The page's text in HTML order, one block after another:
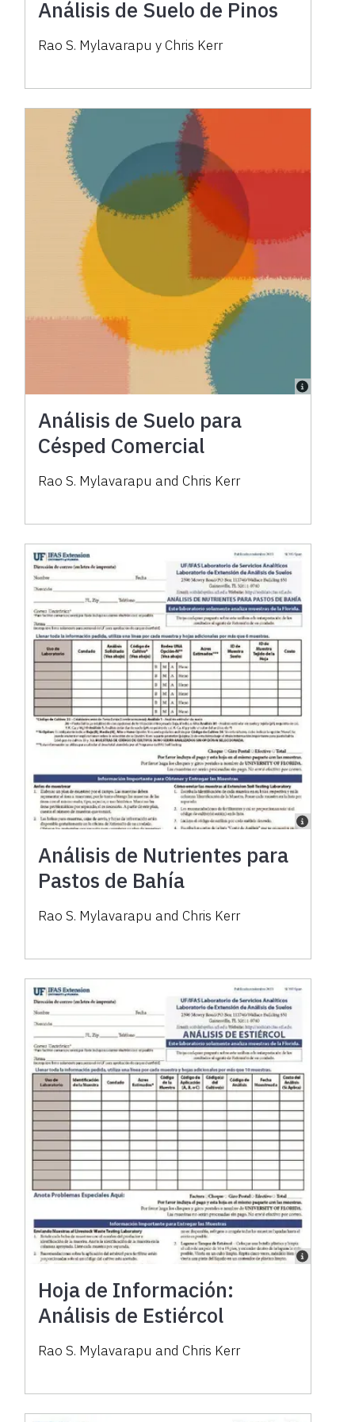
Análisis de Suelo de Pinos
Rao S. Mylavarapu y Chris Kerr
Análisis de Suelo para
Césped Comercial
Rao S. Mylavarapu and Chris Kerr
Análisis de Nutrientes para
Pastos de Bahía
Rao S. Mylavarapu and Chris Kerr
Hoja de Información:
Análisis de Estiércol
Rao S. Mylavarapu and Chris Kerr